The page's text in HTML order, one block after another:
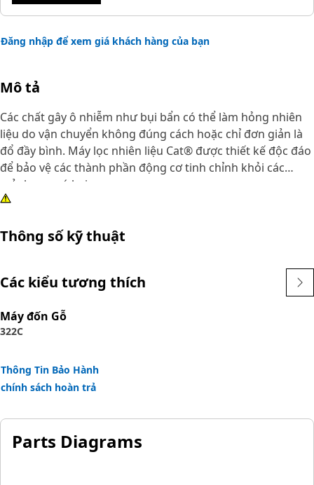
Đăng nhập để xem giá khách hàng của bạn
Mô tả
Các chất gây ô nhiễm như bụi bẩn có thể làm hỏng nhiên
liệu do vận chuyển không đúng cách hoặc chỉ đơn giản là
đổ đầy bình. Máy lọc nhiên liệu Cat® được thiết kế độc đáo
để bảo vệ các thành phần động cơ tinh chỉnh khỏi các
mảnh vụn có hại.
Thông số kỹ thuật
Các kiểu tương thích
Máy đốn Gỗ
322C
Thông Tin Bảo Hành
chính sách hoàn trả
Parts Diagrams